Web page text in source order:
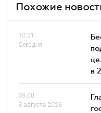
Похожие
10.01
Сегодня
в
09.00
3 августа 2026